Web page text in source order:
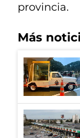
provincia.
Más